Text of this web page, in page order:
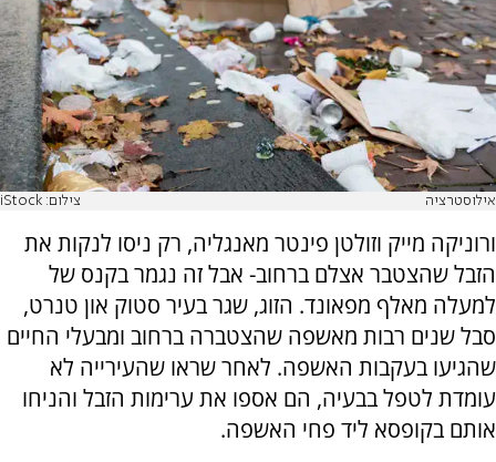
אילוסטרציה צילום: iStock
ורוניקה מייק וזולטן פינטר מאנגליה, רק ניסו לנקות את
הזבל שהצטבר אצלם ברחוב- אבל זה נגמר בקנס של
למעלה מאלף מפאונד. הזוג, שגר בעיר סטוק און טנרט,
סבל שנים רבות מאשפה שהצטברה ברחוב ומבעלי החיים
שהגיעו בעקבות האשפה. לאחר שראו שהעירייה לא
עומדת לטפל בבעיה, הם אספו את ערימות הזבל והניחו
אותם בקופסא ליד פחי האשפה.